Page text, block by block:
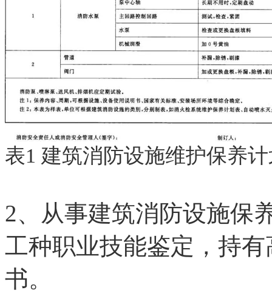
表1 建筑消防设施维护保养
2、从事建筑消防设施保
工种职业技能鉴定，持
书。